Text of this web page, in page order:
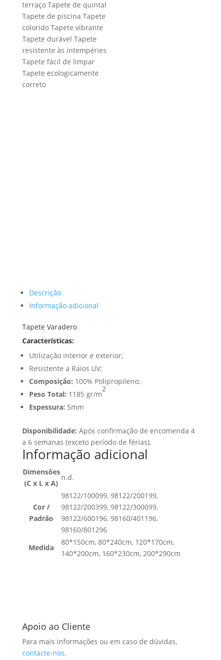
Descrição
Informação adicional
Tapete Varadero
Características:
Utilização interior e exterior;
Resistente a Raios UV;
Composição: 100% Polipropileno;
Peso Total: 1185 gr/m
2
Espessura: 5mm
Disponibilidade: Após confirmação de encomenda 4
a 6 semanas (exceto período de férias).
Informação adicional
Dimensões
(C x L x A)
n.d.
Cor /
Padrão
98122/100099, 98122/200199,
98122/200399, 98122/300099,
98122/600196, 98160/401196,
98160/801296
Medida
80*150cm, 80*240cm, 120*170cm,
140*200cm, 160*230cm, 200*290cm
Apoio ao Cliente
Para mais informações ou em caso de dúvidas,
contacte-nos.